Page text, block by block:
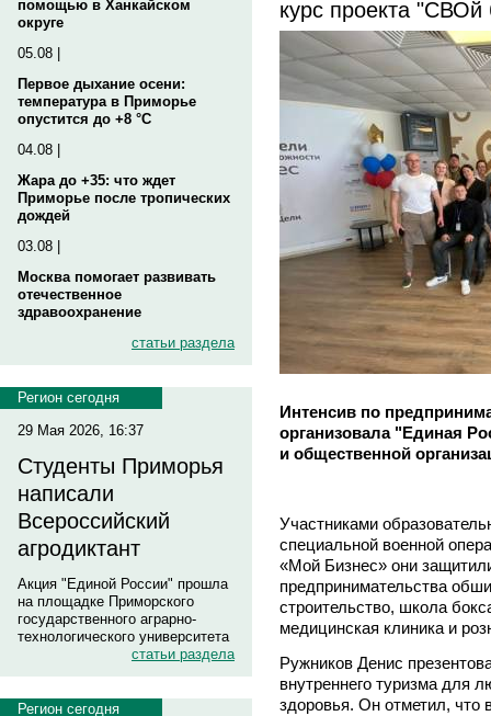
помощью в Ханкайском
округе
05.08 |
Первое дыхание осени:
температура в Приморье
опустится до +8 °C
04.08 |
Жара до +35: что ждет
Приморье после тропических
дождей
03.08 |
Москва помогает развивать
отечественное
здравоохранение
статьи раздела
Регион сегодня
29 Мая 2026, 16:37
Студенты Приморья
написали
Всероссийский
агродиктант
Акция "Единой России" прошла
на площадке Приморского
государственного аграрно-
технологического университета
статьи раздела
Регион сегодня
курс проекта "СВОй
Интенсив по
организовала "Единая
и общественной
Участниками
специальной военной
«Мой Бизнес» они
предпринимательства
строительство, школа
медицинская клиника и
Ружников Денис
внутреннего туризма для
здоровья. Он отметил,